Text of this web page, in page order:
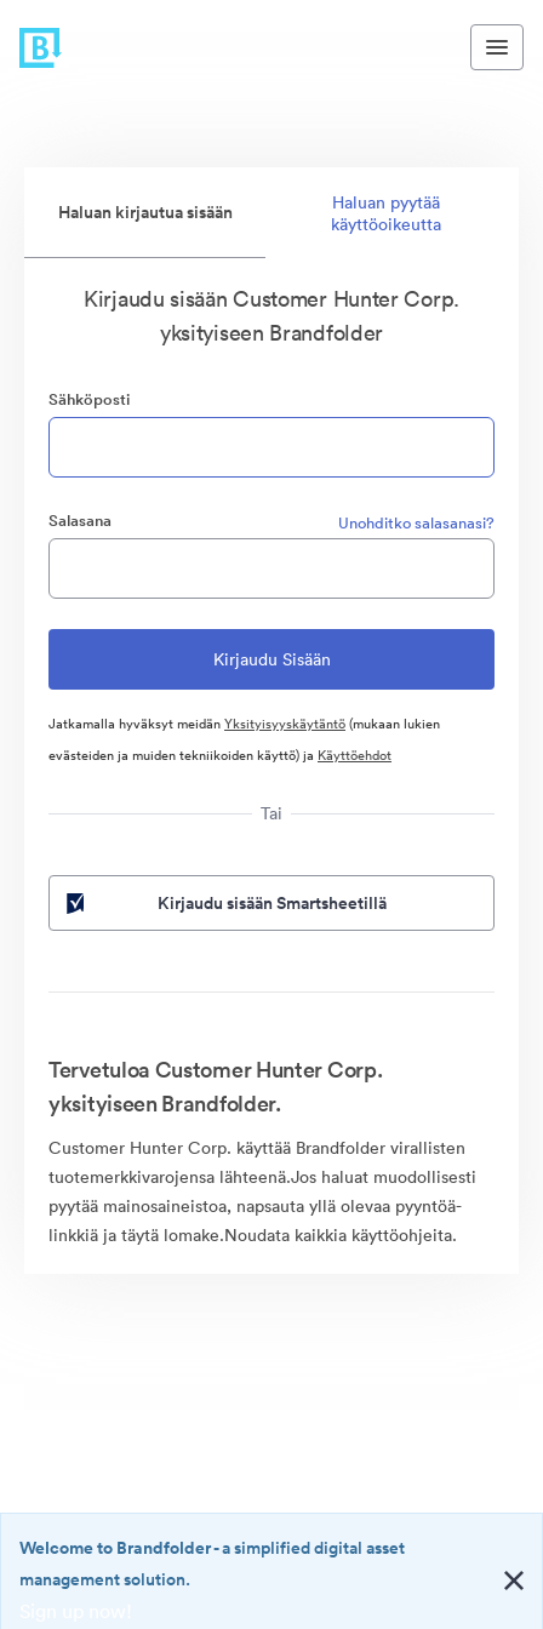
Haluan kirjautua sisään
Haluan pyytää
käyttöoikeutta
Kirjaudu sisään Customer Hunter Corp.
yksityiseen Brandfolder
Sähköposti
Salasana Unohditko salasanasi?
Jatkamalla hyväksyt meidänYksityisyyskäytäntö(mukaan lukien
evästeiden ja muiden tekniikoiden käyttö) ja Käyttöehdot
Tai
Kirjaudu sisään Smartsheetillä
Tervetuloa Customer Hunter Corp.
yksityiseen Brandfolder.
Customer Hunter Corp. käyttää Brandfolder virallisten
tuotemerkkivarojensa lähteenä.Jos haluat muodollisesti
pyytää mainosaineistoa, napsauta yllä olevaa pyyntöä-
linkkiä ja täytä lomake.Noudata kaikkia käyttöohjeita.
Welcome to Brandfolder- a simplified digital asset
management solution.